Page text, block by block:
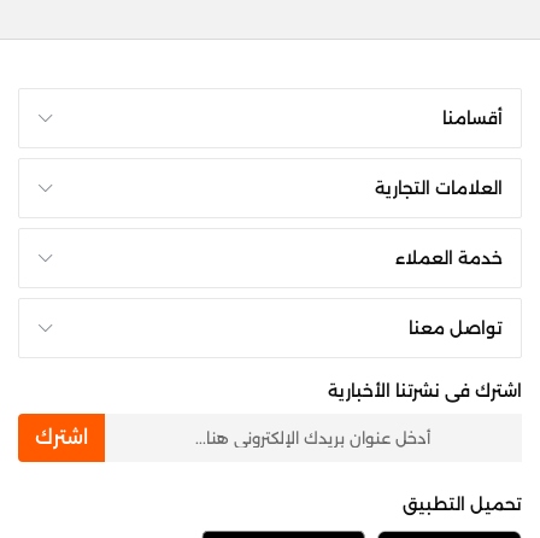
أقسامنا
العلامات التجارية
خدمة العملاء
تواصل معنا
اشترك فى نشرتنا الأخبارية
اشترك
تحميل التطبيق